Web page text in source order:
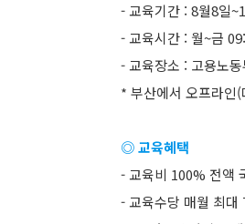
- 교육기간 : 8월8일
- 교육시간 : 월~금
- 교육장소 : 고용노
* 부산에서 오프라인
◎ 교육혜택
- 교육비 100% 전액
- 교육수당 매월 최대